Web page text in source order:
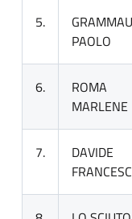
5.
PAOLO
6.
ROMA
MARLENE
7.
DAVIDE